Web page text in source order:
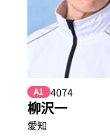
A1 4074
柳沢一
愛知